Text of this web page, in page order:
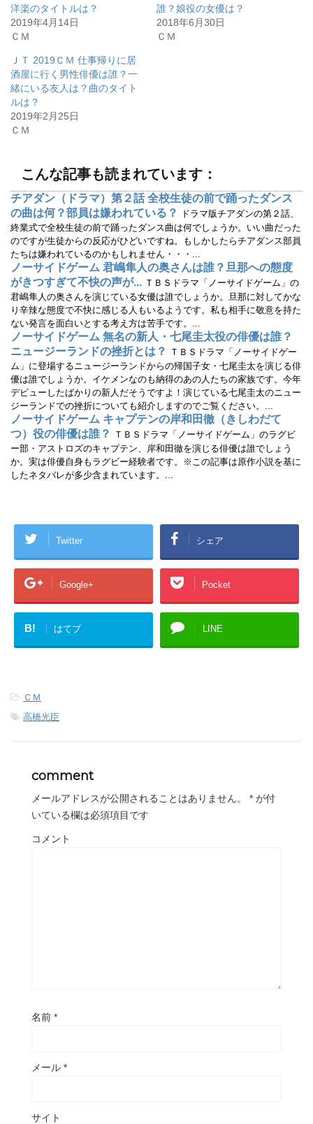
t
t
e
有
(
新
し
い
ウ
ィ
ン
ま
す
共
有
す
ク
リ
ッ
ク
し
だ
い
ウ
ィ
ン
ド
ウ
で
開
き
ま
す
)
洋楽のタイトルは？
2019年4月14日
ＣＭ
誰？娘役の女優は？
2018年6月30日
ＣＭ
ＪＴ 2019ＣＭ 仕事帰りに居
酒屋に行く男性俳優は誰？一
緒にいる友人は？曲のタイト
ルは？
2019年2月25日
ＣＭ
こんな記事も読まれています：
チアダン（ドラマ）第２話 全校生徒の前で踊ったダンス
の曲は何？部員は嫌われている？
ドラマ版チアダンの第２話、
終業式で全校生徒の前で踊ったダンス曲は何でしょうか。いい曲だった
のですが生徒からの反応がひどいですね。もしかしたらチアダンス部員
たちは嫌われているのかもしれません・・・...
ノーサイドゲーム 君嶋隼人の奥さんは誰？旦那への態度
がきつすぎて不快の声が... ＴＢＳドラマ「ノーサイドゲーム」の
君嶋隼人の奥さんを演じている女優は誰でしょうか。旦那に対してかな
り辛辣な態度で不快に感じる人もいるようです。私も相手に敬意を持た
ない発言を面白いとする考え方は苦手です。...
ノーサイドゲーム 無名の新人・七尾圭太役の俳優は誰？
ニュージーランドの挫折とは？
ＴＢＳドラマ「ノーサイドゲー
ム」に登場するニュージーランドからの帰国子女・七尾圭太を演じる俳
優は誰でしょうか。イケメンなのも納得のあの人たちの家族です。今年
デビューしたばかりの新人だそうですよ！演じている七尾圭太のニュー
ジーランドでの挫折についても紹介しますのでご覧ください。...
ノーサイドゲーム キャプテンの岸和田徹（きしわだて
つ）役の俳優は誰？
ＴＢＳドラマ「ノーサイドゲーム」のラグビ
ー部・アストロズのキャプテン、岸和田徹を演じる俳優は誰でしょう
か。実は俳優自身もラグビー経験者です。※この記事は原作小説を基に
したネタバレが多少含まれています。...
Twitter シェア
Google+ Pocket
B! はてブ LINE
- ＣＭ
-高橋光臣
comment
メールアドレスが公開されることはありません。 * が付
いている欄は必須項目です
コメント
名前 *
メール *
サイト